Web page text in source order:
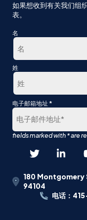
如果想收到有关我们组
表。
名
第
姓
最
后
电子邮箱地址 *
180
94104
电话：